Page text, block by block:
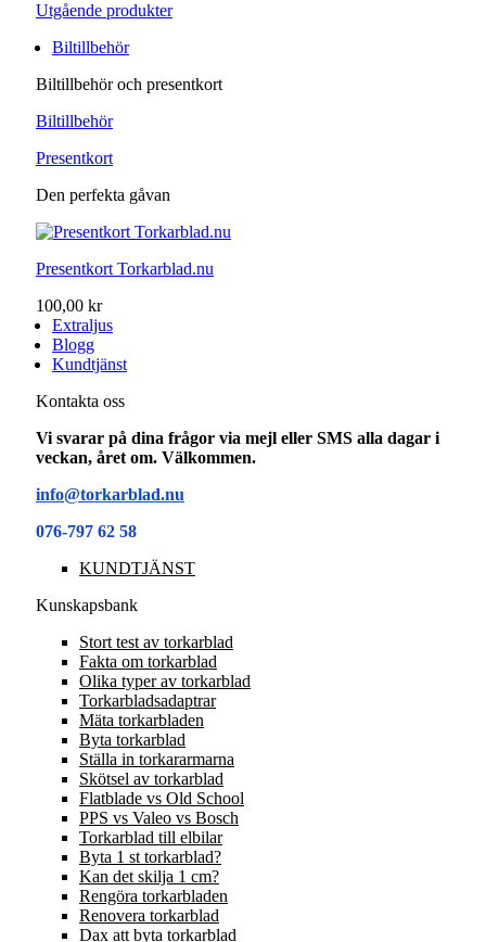
Utgående produkter
Biltillbehör
Biltillbehör och presentkort
Biltillbehör
Presentkort
Den perfekta gåvan
Presentkort Torkarblad.nu
100,00 kr
Extraljus
Blogg
Kundtjänst
Kontakta oss
Vi svarar på dina frågor via mejl eller SMS alla dagar i
veckan, året om. Välkommen.
info@torkarblad.nu
076-797 62 58
KUNDTJÄNST
Kunskapsbank
Stort test av torkarblad
Fakta om torkarblad
Olika typer av torkarblad
Torkarbladsadaptrar
Mäta torkarbladen
Byta torkarblad
Ställa in torkararmarna
Skötsel av torkarblad
Flatblade vs Old School
PPS vs Valeo vs Bosch
Torkarblad till elbilar
Byta 1 st torkarblad?
Kan det skilja 1 cm?
Rengöra torkarbladen
Renovera torkarblad
Dax att byta torkarblad